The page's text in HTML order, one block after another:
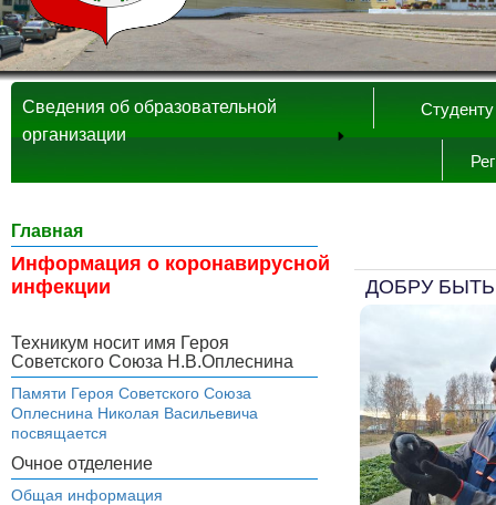
Студенту
Сведения об образовательной
организации
Главная
Информация о коронавирусной
инфекции
Техникум носит имя Героя
Советского Союза Н.В.Оплеснина
Памяти Героя Советского Союза
Оплеснина Николая Васильевича
посвящается
Очное отделение
Общая информация
ДОБРУ